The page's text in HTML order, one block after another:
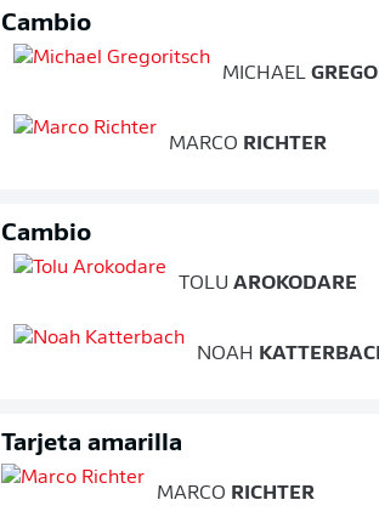
Cambio
MICHAEL
MARCO RICHTER
Cambio
TOLU AROKODARE
NOAH
Tarjeta amarilla
MARCO RICHTER